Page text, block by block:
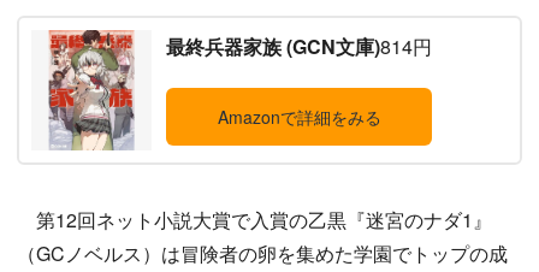
最終兵器家族 (GCN文庫)814円
Amazonで詳細をみる
第12回ネット小説大賞で入賞の乙黒『迷宮のナダ1』
（GCノベルス）は冒険者の卵を集めた学園でトップの成